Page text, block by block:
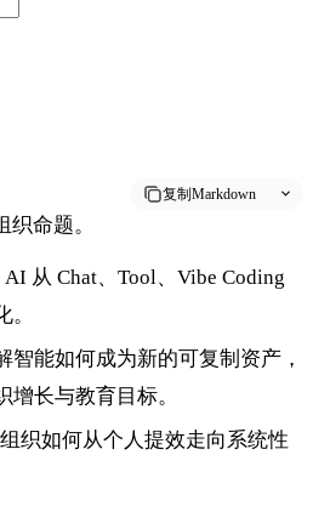
复制Markdown
命题。
AI 从 Chat、Tool、Vibe Coding
智能如何成为新的可复制资产，
长与教育目标。
组织如何从个人提效走向系统性